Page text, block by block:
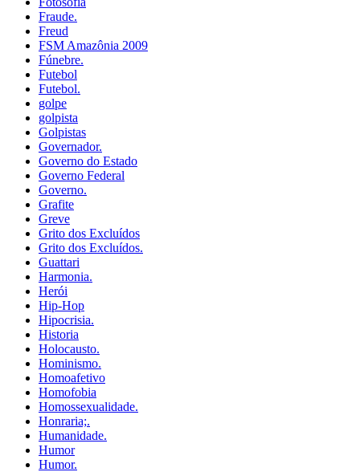
Fraude.
Freud
FSM Amazônia 2009
Fúnebre.
Futebol
Futebol.
golpe
golpista
Golpistas
Governador.
Governo do Estado
Governo Federal
Governo.
Grafite
Greve
Grito dos Excluídos
Grito dos Excluídos.
Guattari
Harmonia.
Herói
Hip-Hop
Hipocrisia.
Historia
Holocausto.
Hominismo.
Homoafetivo
Homofobia
Homossexualidade.
Honraria;.
Humanidade.
Humor
Humor.